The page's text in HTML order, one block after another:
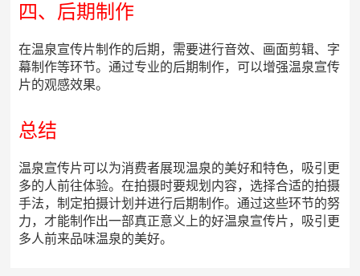
四、后期制作
在温泉宣传片制作的后期，需要进行音效、画面剪辑、字
幕制作等环节。通过专业的后期制作，可以增强温泉宣传
片的观感效果。
总结
温泉宣传片可以为消费者展现温泉的美好和特色，吸引更
多的人前往体验。在拍摄时要规划内容，选择合适的拍摄
手法，制定拍摄计划并进行后期制作。通过这些环节的努
力，才能制作出一部真正意义上的好温泉宣传片，吸引更
多人前来品味温泉的美好。